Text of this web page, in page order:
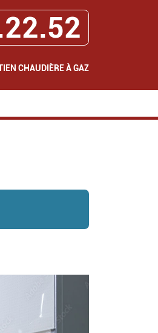
CHAUDIÈRE À GAZ